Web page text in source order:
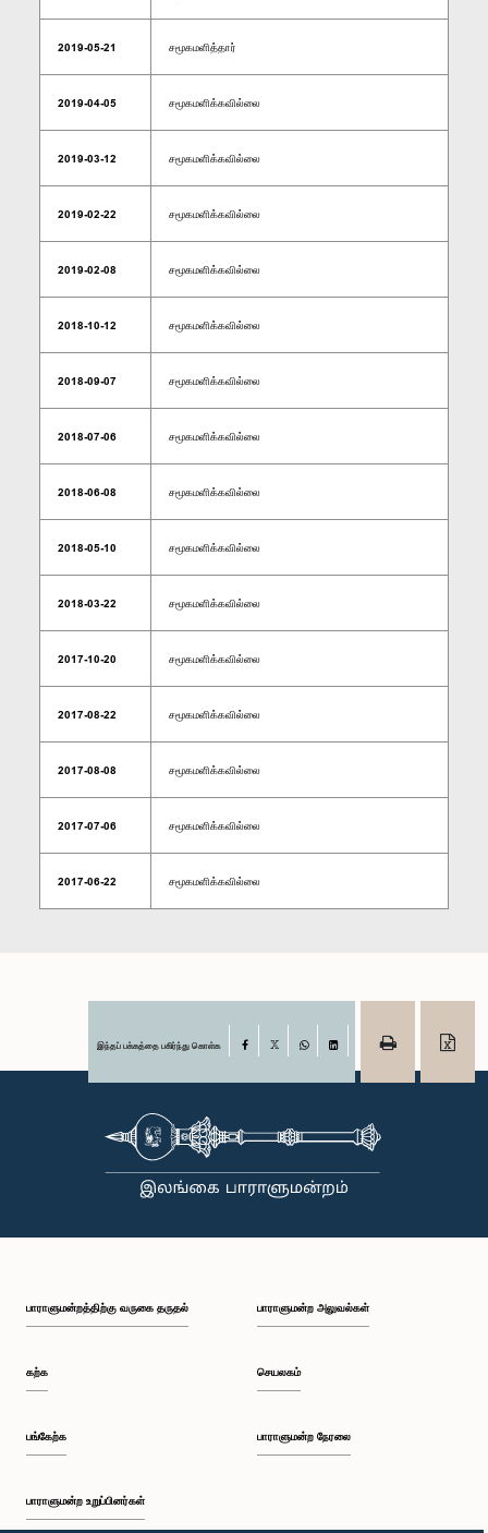
2019-05-21 சமூகமளித்தார்
2019-04-05 சமூகமளிக்கவில்லை
2019-03-12 சமூகமளிக்கவில்லை
2019-02-22 சமூகமளிக்கவில்லை
2019-02-08 சமூகமளிக்கவில்லை
2018-10-12 சமூகமளிக்கவில்லை
2018-09-07 சமூகமளிக்கவில்லை
2018-07-06 சமூகமளிக்கவில்லை
2018-06-08 சமூகமளிக்கவில்லை
2018-05-10 சமூகமளிக்கவில்லை
2018-03-22 சமூகமளிக்கவில்லை
2017-10-20 சமூகமளிக்கவில்லை
2017-08-22 சமூகமளிக்கவில்லை
2017-08-08 சமூகமளிக்கவில்லை
2017-07-06 சமூகமளிக்கவில்லை
2017-06-22 சமூகமளிக்கவில்லை
இந்தப் பக்கத்தை பகிர்ந்து கொள்க Facebook
பாராளுமன்றத்திற்கு வருகை தருதல்
கற்க
பங்கேற்க
பாராளுமன்ற உறுப்பினர்கள்
பாராளுமன்ற அலுவல்கள்
செயலகம்
பாராளுமன்ற நேரலை